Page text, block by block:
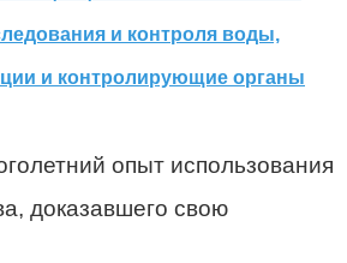
и контроля воды,
и контролирующие органы
опыт использования
доказавшего свою